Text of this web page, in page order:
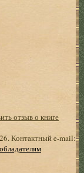
отзыв о книге
Контактный e-mail: